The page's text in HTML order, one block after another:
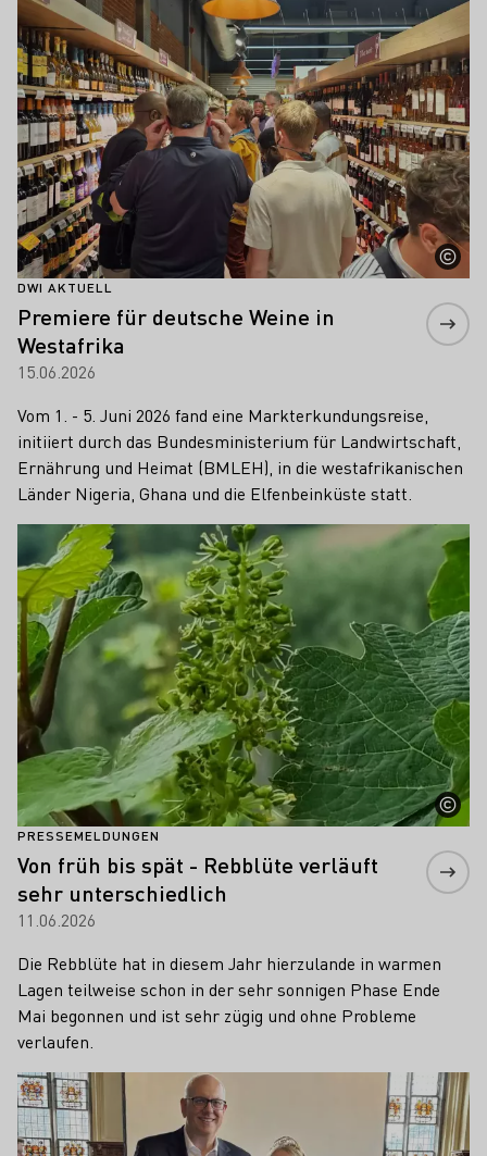
DWI AKTUELL
Premiere für deutsche Weine in
Westafrika
15.06.2026
Vom 1. - 5. Juni 2026 fand eine Markterkundungsreise,
initiiert durch das Bundesministerium für Landwirtschaft,
Ernährung und Heimat (BMLEH), in die westafrikanischen
Länder Nigeria, Ghana und die Elfenbeinküste statt.
PRESSEMELDUNGEN
Von früh bis spät - Rebblüte verläuft
sehr unterschiedlich
11.06.2026
Die Rebblüte hat in diesem Jahr hierzulande in warmen
Lagen teilweise schon in der sehr sonnigen Phase Ende
Mai begonnen und ist sehr zügig und ohne Probleme
verlaufen.
Mehr erfahren
Mehr erfahren